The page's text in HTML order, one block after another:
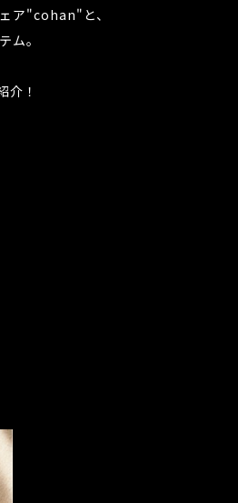
ア"cohan"と、
ム。
介！